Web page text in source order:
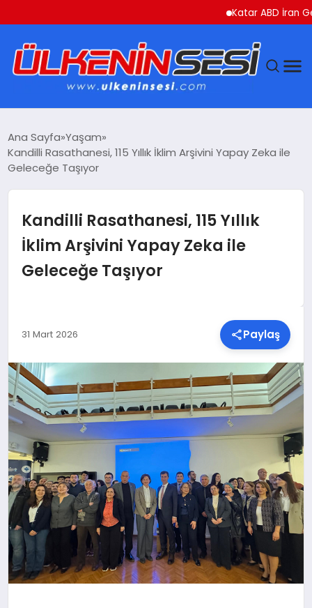
Katar ABD İran
EKONOMI
MAGAZIN
SAĞLIK
TEKNOLOJI
YAŞAM
MALATYA HABERLERI
Ana Sayfa Yaşam
Kandilli Rasathanesi, 115 Yıllık İklim Arşivini Yapay Zeka ile
Geleceğe Taşıyor
Kandilli Rasathanesi, 115 Yıllık
İklim Arşivini Yapay Zeka ile
Geleceğe Taşıyor
31 Mart 2026 Paylaş